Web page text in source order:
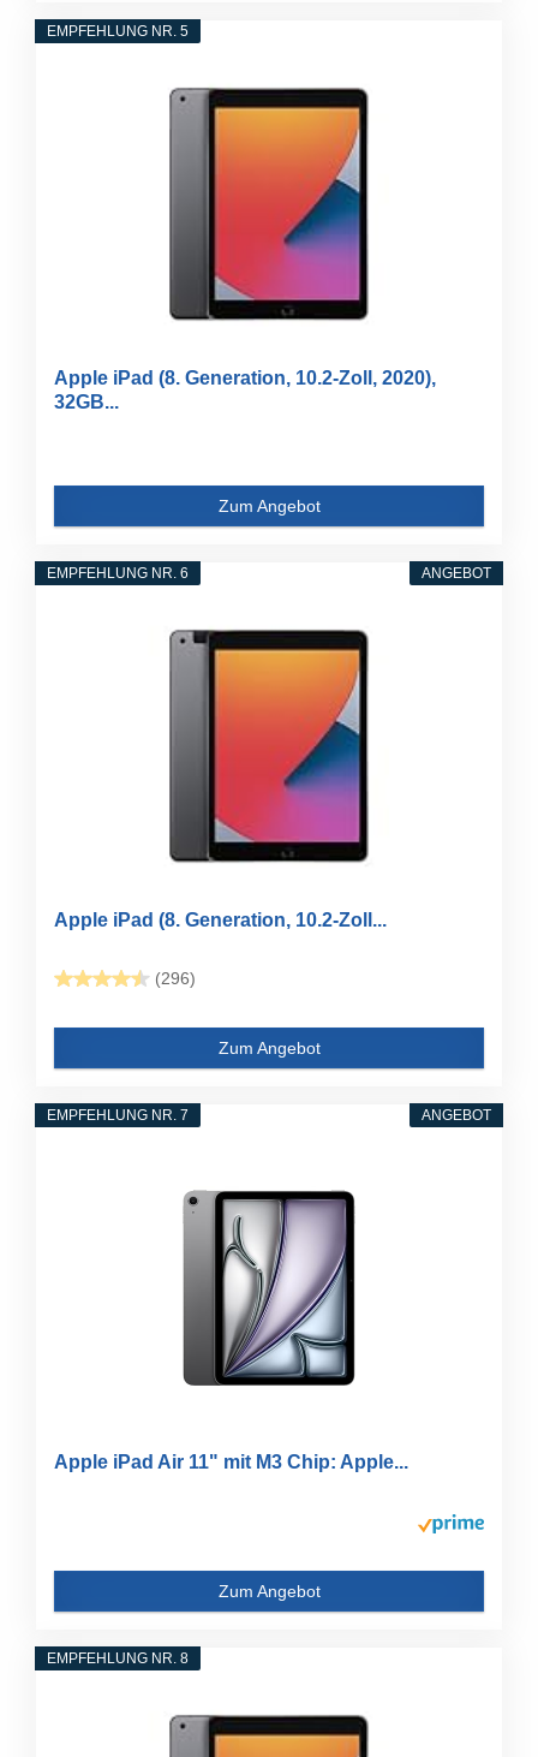
EMPFEHLUNG NR. 5
Apple iPad (8. Generation, 10.2-Zoll, 2020),
32GB...
Zum Angebot
ANGEBOT
EMPFEHLUNG NR. 6
Apple iPad (8. Generation, 10.2-Zoll...
(296)
Zum Angebot
ANGEBOT
EMPFEHLUNG NR. 7
Apple iPad Air 11" mit M3 Chip: Apple...
Zum Angebot
EMPFEHLUNG NR. 8